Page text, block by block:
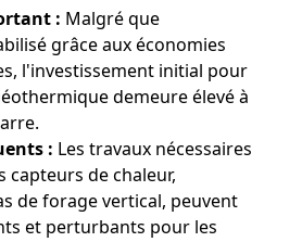
: Malgré que
grâce aux économies
l'investissement initial pour
demeure élevé à
: Les travaux nécessaires
capteurs de chaleur,
de forage vertical, peuvent
et perturbants pour les